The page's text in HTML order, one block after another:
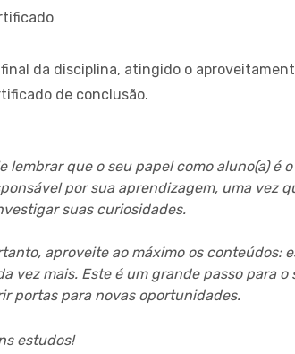
da disciplina, atingido o
de conclusão.
lembrar que o seu papel como aluno(a) é
por sua aprendizagem, uma vez
suas curiosidades.
aproveite ao máximo os conteúdos:
vez mais. Este é um grande passo para
portas para novas oportunidades.
estudos!